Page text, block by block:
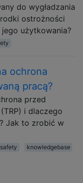
do wygładzania
ostrożności
użytkowania?
ochrona
pracą?
przed
i dlaczego
Jak to zrobić w
safety knowledgebase